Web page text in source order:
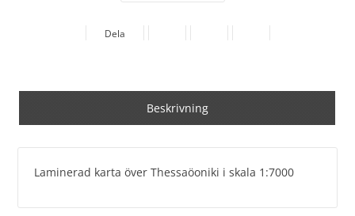
Dela
Beskrivning
Laminerad karta över Thessaöoniki i skala 1:7000